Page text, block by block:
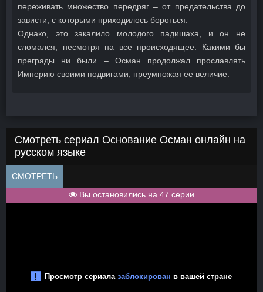
переживать множество передряг – от предательства до
зависти, с которыми приходилось бороться.
Однако, это закалило молодого падишаха, и он не
сломался, несмотря на все происходящее. Какими бы
преграды ни были – Осман продолжал прославлять
Империю своими подвигами, преумножая ее величие.
Смотреть сериал Основание Осман онлайн на
русском языке
СМОТРЕТЬ
Вы остановились на 47 серии